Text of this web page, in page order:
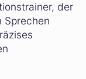
der
Sprechen